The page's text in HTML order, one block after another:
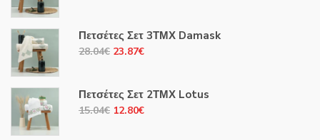
15.04€.είναι:
12.80€.
Πετσέτες Σετ 3ΤΜΧ Damask
28.04€ Original
28.04€.
23.87€Η
είναι:
23.87€.
Πετσέτες Σετ 2ΤΜΧ Lotus
15.04€ Original
12.80€Η